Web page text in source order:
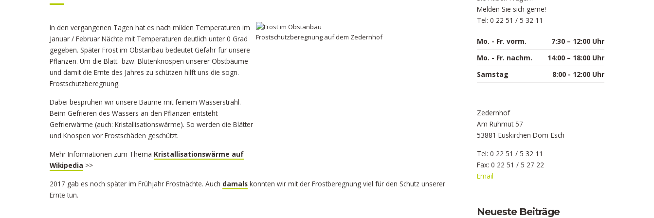
In den vergangenen Tagen hat es nach milden Temperaturen im
Januar / Februar Nächte mit Temperaturen deutlich unter 0 Grad
gegeben. Später Frost im Obstanbau bedeutet Gefahr für unsere
Pflanzen. Um die Blatt- bzw. Blütenknospen unserer Obstbäume
und damit die Ernte des Jahres zu schützen hilft uns die sogn.
Frostschutzberegnung.
Dabei besprühen wir unsere Bäume mit feinem Wasserstrahl.
Beim Gefrieren des Wassers an den Pflanzen entsteht
Gefrierwärme (auch: Kristallisationswärme). So werden die Blätter
und Knospen vor Frostschäden geschützt.
Mehr Informationen zum Thema Kristallisationswärme auf
Wikipedia >>
Frostschutzberegnung auf dem Zedernhof
2017 gab es noch später im Frühjahr Frostnächte. Auch damals konnten wir mit der Frostberegnung viel für den Schutz unserer
Ernte tun.
Melden Sie sich gerne!
Tel: 0 22 51 / 5 32 11
Mo. - Fr. vorm.
7:30 – 12:00 Uhr
Mo. - Fr. nachm.
14:00 – 18:00 Uhr
Samstag
8:00 - 12:00 Uhr
Zedernhof
Am Ruhmut 57
53881 Euskirchen Dom-Esch
Tel: 0 22 51 / 5 32 11
Fax: 0 22 51 / 5 27 22
Email
Neueste Beiträge